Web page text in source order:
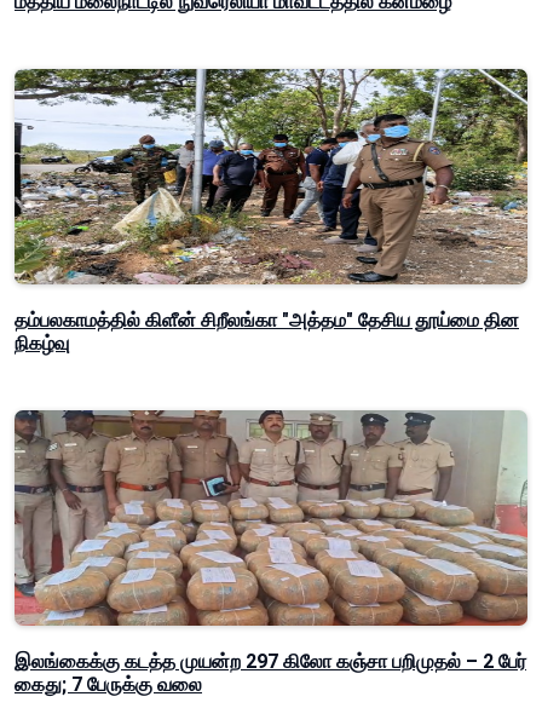
தம்பலகாமத்தில் கிளீன் சிறீலங்கா "அத்தம" தேசிய தூய்மை தின
நிகழ்வு
இலங்கைக்கு கடத்த முயன்ற 297 கிலோ கஞ்சா பறிமுதல் – 2 பேர்
கைது; 7 பேருக்கு வலை